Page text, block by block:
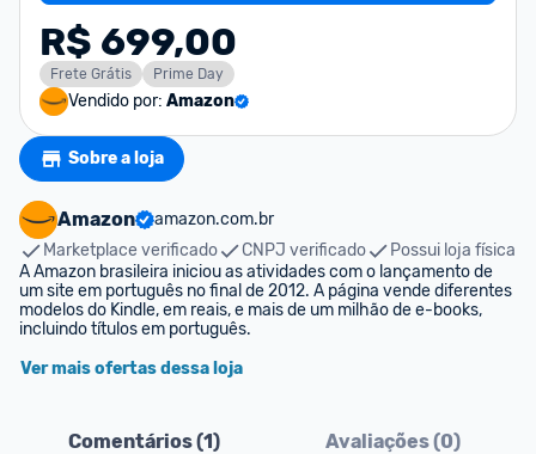
R$ 699,00
Frete Grátis Prime Day
Vendido por: Amazon
Sobre a loja
Amazon
amazon.com.br
Marketplace verificado
CNPJ verificado
Possui loja física
A Amazon brasileira iniciou as atividades com o lançamento de
um site em português no final de 2012. A página vende diferentes
modelos do Kindle, em reais, e mais de um milhão de e-books,
incluindo títulos em português.
Ver mais ofertas dessa loja
Comentários (1) Avaliações (0)